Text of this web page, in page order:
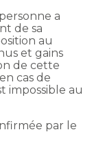
a
de sa
au
et gains
de cette
cas de
impossible au
par le